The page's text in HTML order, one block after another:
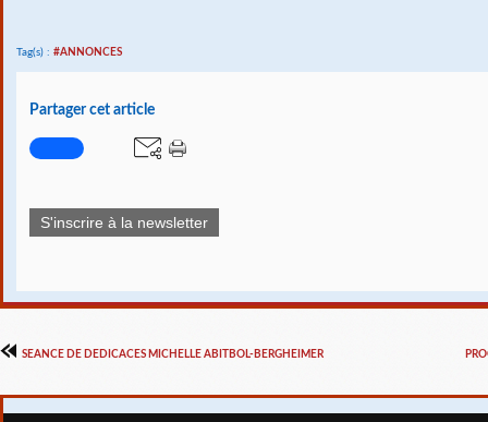
Tag(s) : #ANNONCES
Partager cet article
S'inscrire à la newsletter
SEANCE DE DEDICACES MICHELLE ABITBOL-BERGHEIMER